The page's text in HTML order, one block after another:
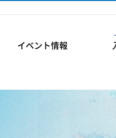
イベント情報